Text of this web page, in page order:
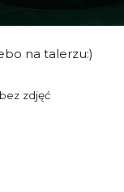
na talerzu:)
zdjęć